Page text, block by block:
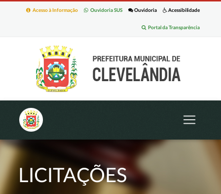
Acessibilidade
Ouvidoria
Ouvidoria SUS
Acesso à Informação
Portal da Transparência
LICITAÇÕES